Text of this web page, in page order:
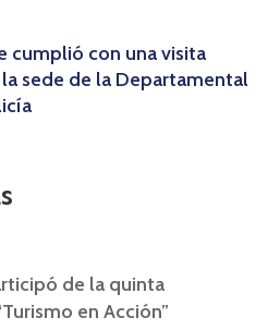
cumplió con una visita
sede de la Departamental
de la quinta
en Acción”